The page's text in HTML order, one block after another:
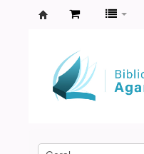
Agamenon
Magalhães